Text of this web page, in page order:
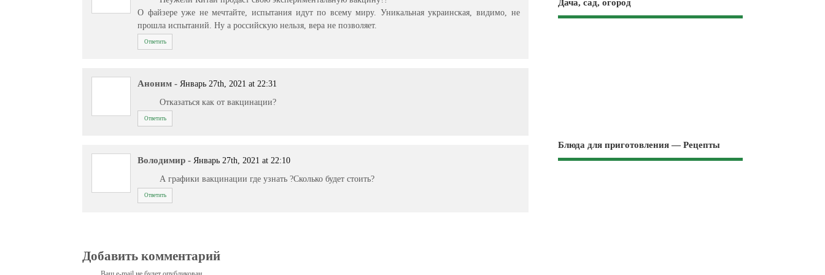
О файзере уже не мечтайте, испытания идут по всему миру. Уникальная украинская, видимо, не
прошла испытаний. Ну а российскую нельзя, вера не позволяет.
Ответить
Аноним - Январь 27th, 2021 at 22:31
Отказаться как от вакцинации?
Ответить
Володимир - Январь 27th, 2021 at 22:10
А графики вакцинации где узнать ?Сколько будет стоить?
Ответить
Добавить комментарий
Дача, сад, огород
Блюда для приготовления — Рецепты